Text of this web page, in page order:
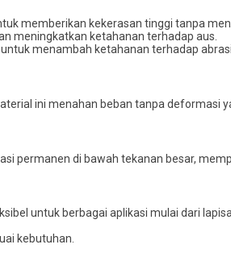
memberikan kekerasan tinggi tanpa
meningkatkan ketahanan terhadap aus.
menambah ketahanan terhadap
ini menahan beban tanpa deformasi
permanen di bawah tekanan besar,
untuk berbagai aplikasi mulai dari
kebutuhan.